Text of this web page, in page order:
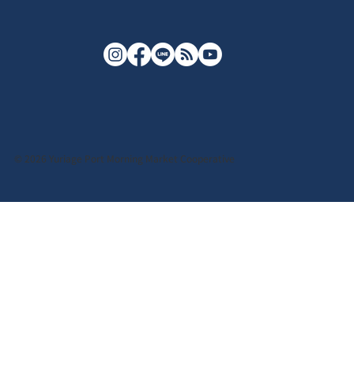
© 2026 Yuriage Port Morning Market Cooperative